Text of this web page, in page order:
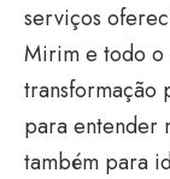
serviços
Mirim e todo o
transformação
para entender
também para